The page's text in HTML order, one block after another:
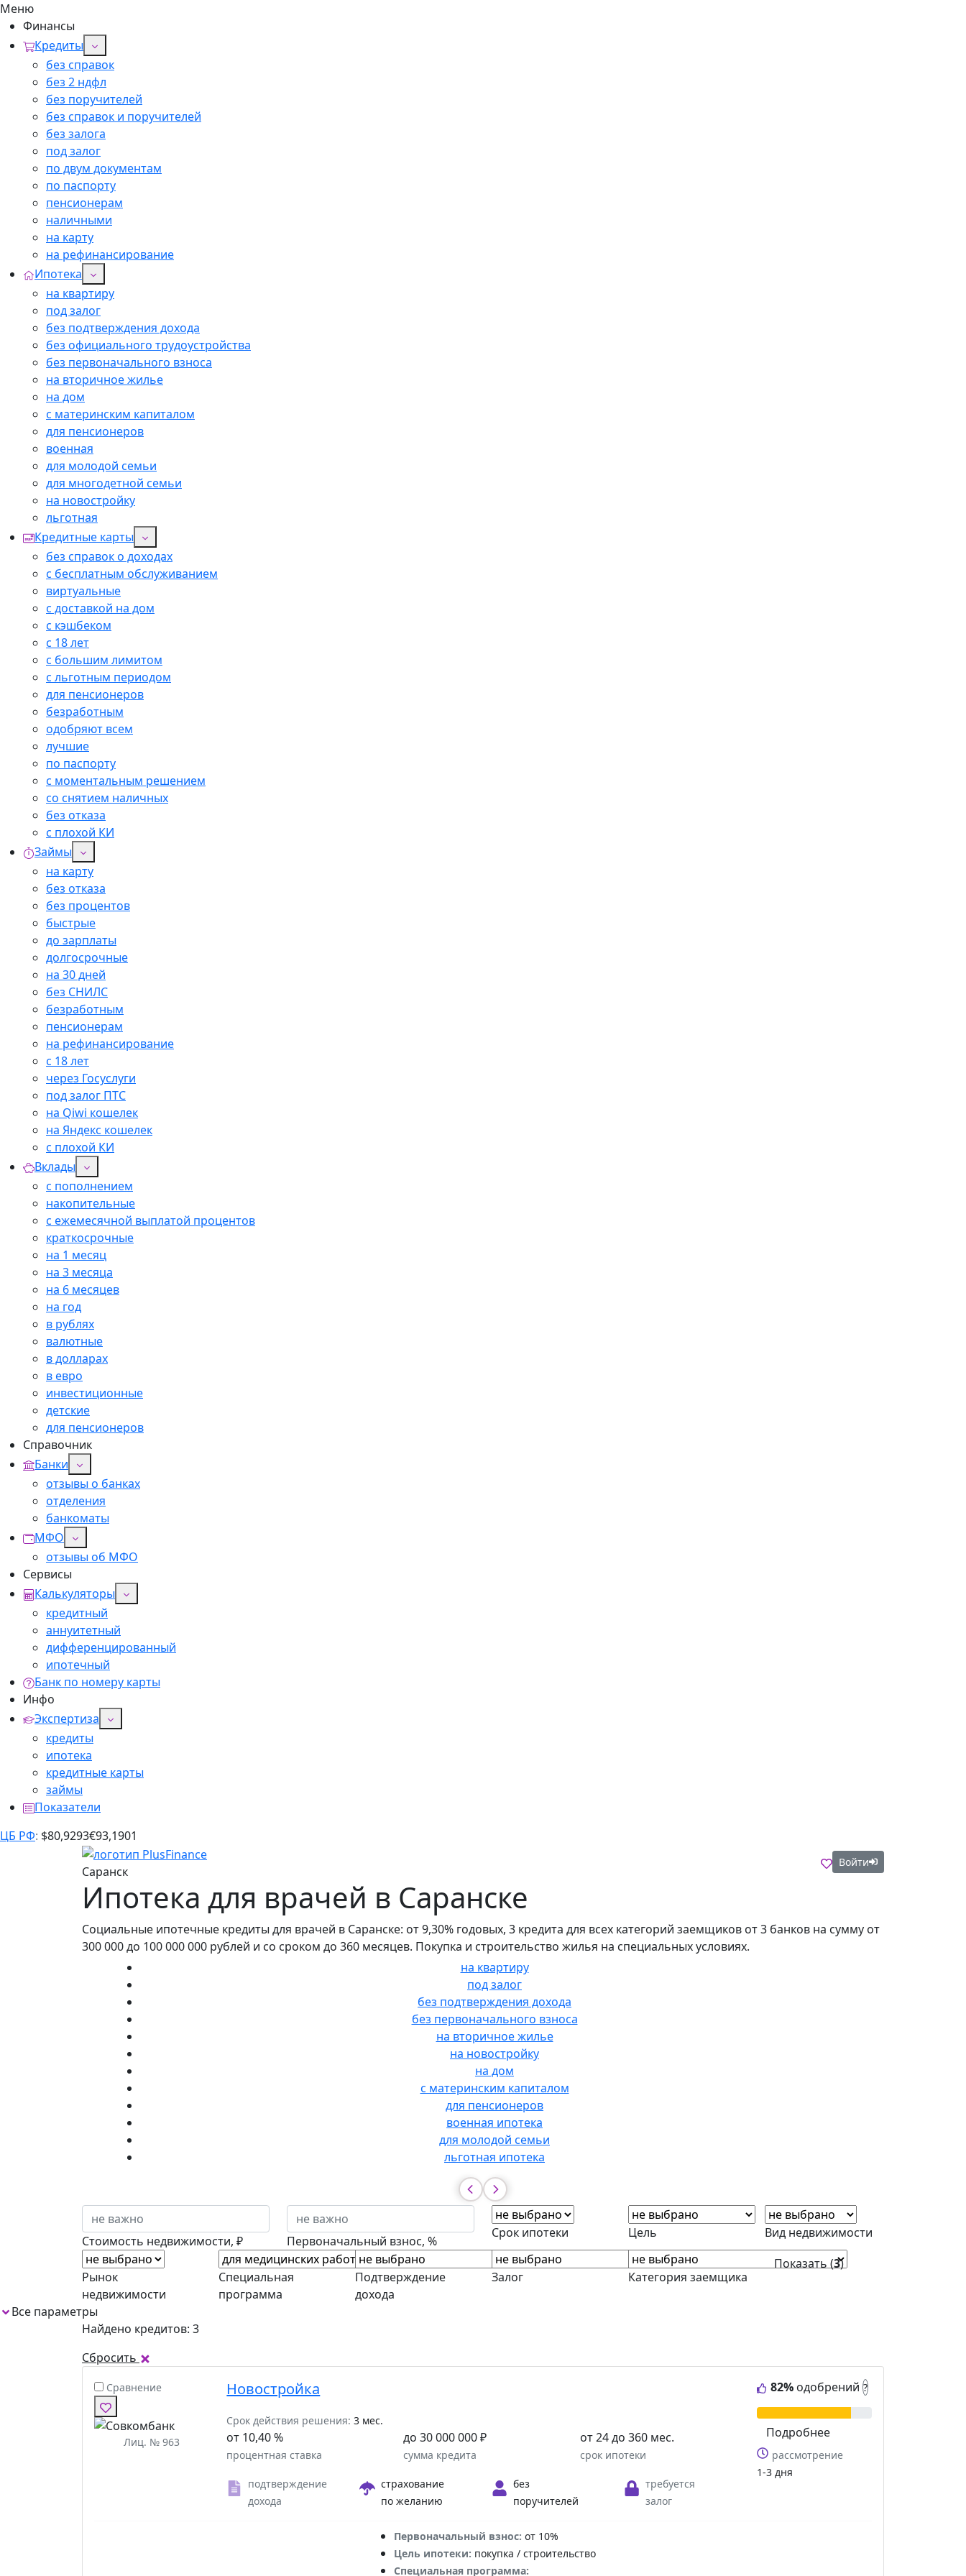
Меню
Финансы
Кредиты
без справок
без 2 ндфл
без поручителей
без справок и поручителей
без залога
под залог
по двум документам
по паспорту
пенсионерам
наличными
на карту
на рефинансирование
Ипотека
на квартиру
под залог
без подтверждения дохода
без официального трудоустройства
без первоначального взноса
на вторичное жилье
на дом
с материнским капиталом
для пенсионеров
военная
для молодой семьи
для многодетной семьи
на новостройку
льготная
Кредитные карты
без справок о доходах
с бесплатным обслуживанием
виртуальные
с доставкой на дом
с кэшбеком
с 18 лет
с большим лимитом
с льготным периодом
для пенсионеров
безработным
одобряют всем
лучшие
по паспорту
с моментальным решением
со снятием наличных
без отказа
с плохой КИ
Займы
на карту
без отказа
без процентов
быстрые
до зарплаты
долгосрочные
на 30 дней
без СНИЛС
безработным
пенсионерам
на рефинансирование
с 18 лет
через Госуслуги
под залог ПТС
на Qiwi кошелек
на Яндекс кошелек
с плохой КИ
Вклады
с пополнением
накопительные
с ежемесячной выплатой процентов
краткосрочные
на 1 месяц
на 3 месяца
на 6 месяцев
на год
в рублях
валютные
в долларах
в евро
инвестиционные
детские
для пенсионеров
Справочник
Банки
отзывы о банках
отделения
банкоматы
МФО
отзывы об МФО
Сервисы
Калькуляторы
кредитный
аннуитетный
дифференцированный
ипотечный
Банк по номеру карты
Инфо
Экспертиза
кредиты
ипотека
кредитные карты
займы
Показатели
ЦБ РФ: $80,9293€93,1901
Саранск
Войти
Ипотека для врачей в Саранске
Социальные ипотечные кредиты для врачей в Саранске: от 9,30% годовых, 3 кредита для всех категорий заемщиков от 3 банков на сумму от
300 000 до 100 000 000 рублей и со сроком до 360 месяцев. Покупка и строительство жилья на специальных условиях.
на квартиру
под залог
без подтверждения дохода
без первоначального взноса
на вторичное жилье
на новостройку
на дом
с материнским капиталом
для пенсионеров
военная ипотека
для молодой семьи
льготная ипотека
Стоимость недвижимости, ₽ Первоначальный взнос, %
Срок ипотеки Цель Вид недвижимости
Рынок
недвижимости
Специальная
программа
Подтверждение
дохода
Залог Категория заемщика
Показать (3)
Все параметры
Найдено кредитов: 3
Сбросить
Сравнение
Лиц. № 963
Новостройка
Срок действия решения: 3 мес.
от 10,40 %
процентная ставка
до 30 000 000 ₽
сумма кредита
от 24 до 360 мес.
срок ипотеки
подтверждение
дохода
страхование
по желанию
без
поручителей
требуется
залог
82%одобрений ?
Подробнее
рассмотрение
1-3 дня
Первоначальный взнос: от 10%
Цель ипотеки: покупка / строительство
Специальная программа: